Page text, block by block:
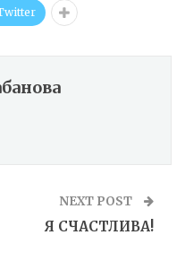
NEXT POST
Я СЧАСТЛИВА!